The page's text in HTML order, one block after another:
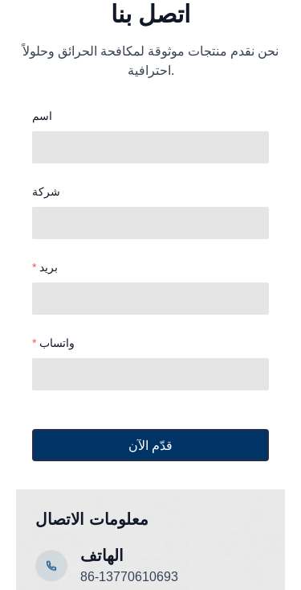
اتصل بنا
نحن نقدم منتجات موثوقة لمكافحة الحرائق وحلولاً
احترافية.
معلومات الاتصال
86-13770610693
الهاتف
اسم
شركة
بريد
واتساب
قدّم الآن